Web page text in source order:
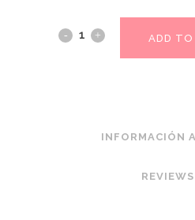
ADD TO
INFORMACIÓN